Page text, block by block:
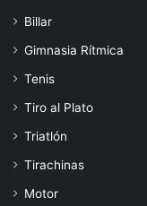
Billar
Gimnasia Rítmica
Tenis
Tiro al Plato
Triatlón
Tirachinas
Motor